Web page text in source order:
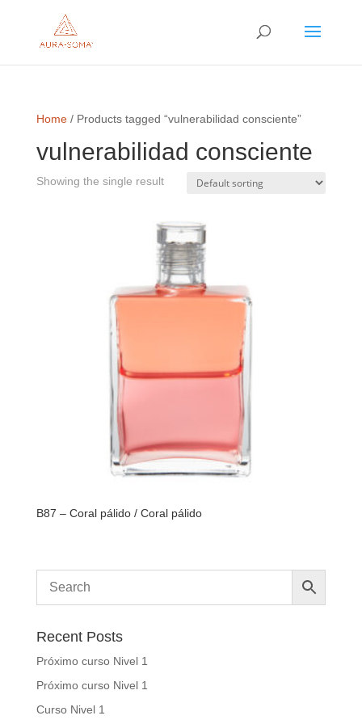
Home/ Products tagged “vulnerabilidad consciente”
vulnerabilidad consciente
Showing the single result
B87 – Coral pálido / Coral pálido
Recent Posts
Próximo curso Nivel 1
Próximo curso Nivel 1
Curso Nivel 1